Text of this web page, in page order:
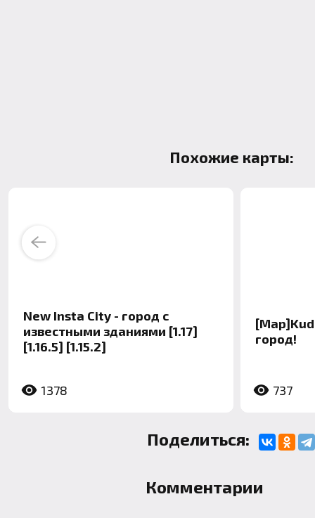
Похожие карты:
New Insta City - город с
известными зданиями [1.17]
[1.16.5] [1.15.2]
1378
город!
737
Previous
Поделиться:
Комментарии